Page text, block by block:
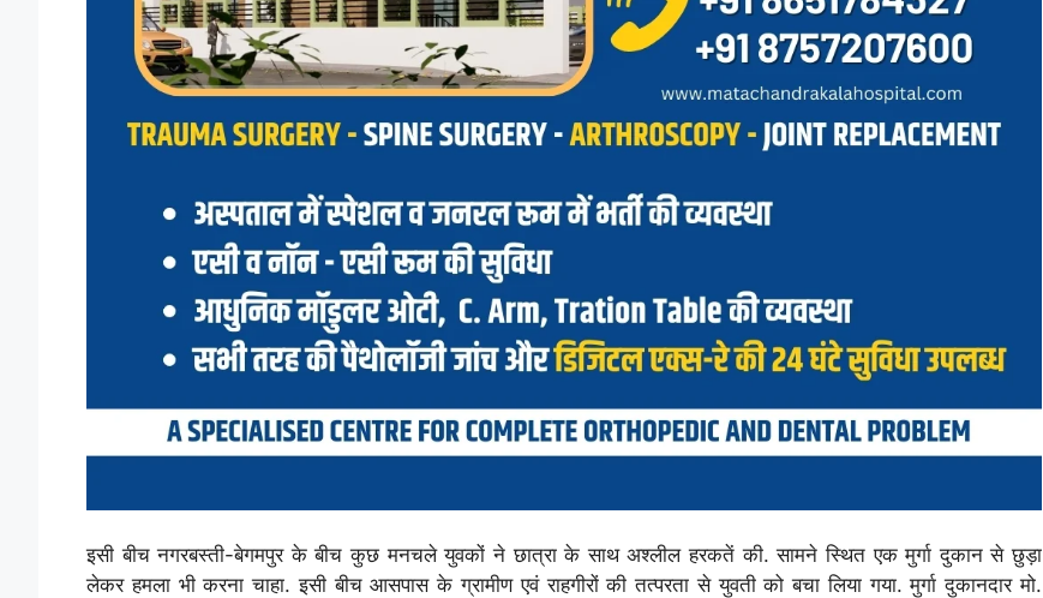
इसी बीच नगरबस्ती-बेगमपुर के बीच कुछ मनचले युवकों ने छात्रा के साथ अश्लील हरकतें की. सामने स्थित एक मुर्गा दुकान से छुड़ा
लेकर हमला भी करना चाहा. इसी बीच आसपास के ग्रामीण एवं राहगीरों की तत्परता से युवती को बचा लिया गया. मुर्गा दुकानदार मो.